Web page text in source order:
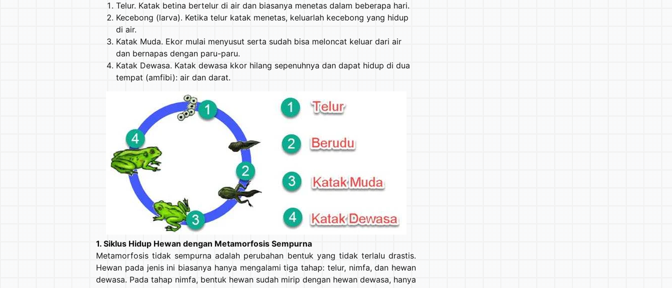
Telur. Katak betina bertelur di air dan biasanya menetas dalam beberapa hari.
Kecebong (larva). Ketika telur katak menetas, keluarlah kecebong yang hidup
di air.
Katak Muda. Ekor mulai menyusut serta sudah bisa meloncat keluar dari air
dan bernapas dengan paru-paru.
Katak Dewasa. Katak dewasa kkor hilang sepenuhnya dan dapat hidup di dua
tempat (amfibi): air dan darat.
1. Siklus Hidup Hewan dengan Metamorfosis Sempurna
Metamorfosis tidak sempurna adalah perubahan bentuk yang tidak terlalu drastis.
Hewan pada jenis ini biasanya hanya mengalami tiga tahap: telur, nimfa, dan hewan
dewasa. Pada tahap nimfa, bentuk hewan sudah mirip dengan hewan dewasa, hanya